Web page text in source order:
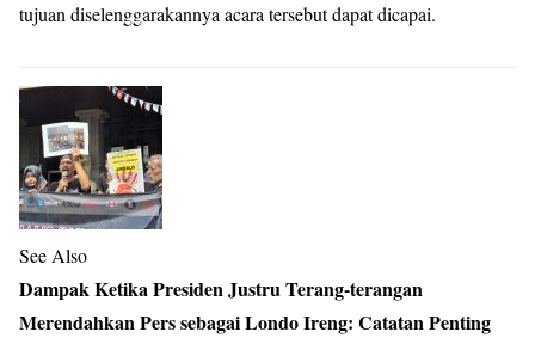
tujuan diselenggarakannya acara tersebut dapat dicapai.
See Also
Dampak Ketika Presiden Justru Terang-terangan
Merendahkan Pers sebagai Londo Ireng: Catatan Penting